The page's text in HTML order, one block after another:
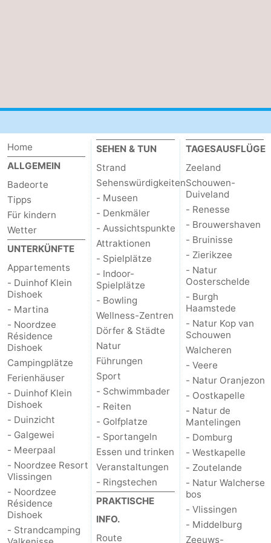
Nieuwvliet
-
Sluis
-
Cadzand
-
Natur
Het
Zwin
Wetter
Kontakt
Home
ALLGEMEIN
Badeorte
Tipps
Für kindern
Wetter
UNTERKÜNFTE
Appartements
- Duinhof Klein
Dishoek
- Martina
- Noordzee
Résidence
Dishoek
Campingplätze
Ferienhäuser
- Duinhof Klein
Dishoek
- Duinzicht
- Galgewei
- Meerpaal
- Noordzee Resort
Vlissingen
- Noordzee
Résidence
Dishoek
- Strandcamping
SEHEN & TUN
Strand
Sehenswürdigkeiten
- Museen
- Denkmäler
- Aussichtspunkte
Attraktionen
- Spielplätze
- Indoor-
Spielplätze
- Bowling
Wellness-Zentren
Dörfer & Städte
Natur
Führungen
Sport
- Schwimmbader
- Reiten
- Golfplatze
- Sportangeln
Essen und trinken
Veranstaltungen
- Ringstechen
PRAKTISCHE
INFO.
Route
TAGESAUSFLÜGE
Zeeland
Schouwen-
Duiveland
- Renesse
- Brouwershaven
- Bruinisse
- Zierikzee
- Natur
Oosterschelde
- Burgh
Haamstede
- Natur Kop van
Schouwen
Walcheren
- Veere
- Natur Oranjezon
- Oostkapelle
- Natur de
Mantelingen
- Domburg
- Westkapelle
- Zoutelande
- Natur Walcherse
bos
- Vlissingen
- Middelburg
Zeeuws-